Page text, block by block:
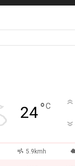
24°C
5.9kmh